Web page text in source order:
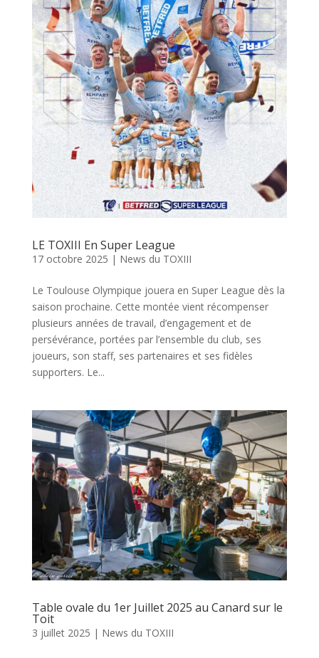
LE TOXIII En Super League
17 octobre 2025 | News du TOXIII
Le Toulouse Olympique jouera en Super League dès la
saison prochaine. Cette montée vient récompenser
plusieurs années de travail, d’engagement et de
persévérance, portées par l’ensemble du club, ses
joueurs, son staff, ses partenaires et ses fidèles
supporters. Le...
Table ovale du 1er Juillet 2025 au Canard sur le
Toit
3 juillet 2025 | News du TOXIII